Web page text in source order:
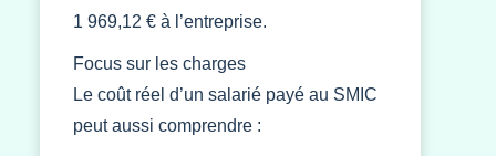
1 969,12 € à l’entreprise.
Focus sur les charges
Le coût réel d’un salarié payé au SMIC
peut aussi comprendre :